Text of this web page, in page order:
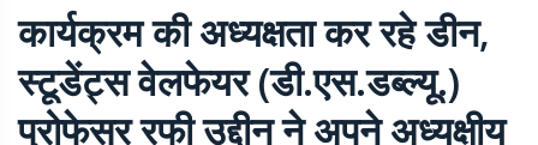
कार्यक्रम की अध्यक्षता कर रहे डीन,
स्टूडेंट्स वेलफेयर (डी.एस.डब्ल्यू.)
प्रोफेसर रफी उद्दीन ने अपने अध्यक्षीय